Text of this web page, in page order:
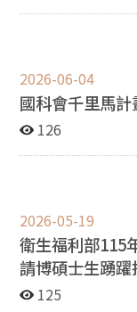
均可申請參與評選。 【期刊組】 凡刊登於 TSSCI
級、第二級期刊，
文，且刊登時間介
至 2026 年 6 月 30 日
題包含： • 社福發展趨勢 • 組織內部管理 • 對外溝通
本獎項精神。
2026-06-04
國科會千里馬計
126
2026-05-19
衛生福利部115
請博碩士生踴躍
125